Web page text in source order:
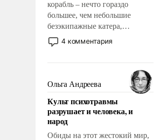
корабль – нечто гораздо
большее, чем небольшие
безэкипажные катера,
применение которых уже
стало обыденностью. Задача по
сложна и амбициозна. Однако
и ее реализация радикально
поднимет наши боевые
возможности.
4 комментария
Ольга Андреева
Культ психотравмы
разрушает и человека, и
народ
Обиды на этот жестокий мир,